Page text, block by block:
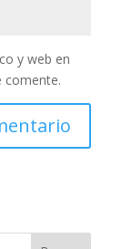
y web en
comente.